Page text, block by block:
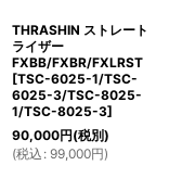
THRASHIN ストレート
ライザー
FXBB/FXBR/FXLRST
[TSC-6025-1/TSC-
6025-3/TSC-8025-
1/TSC-8025-3]
90,000円(税別)
(税込 : 99,000円)